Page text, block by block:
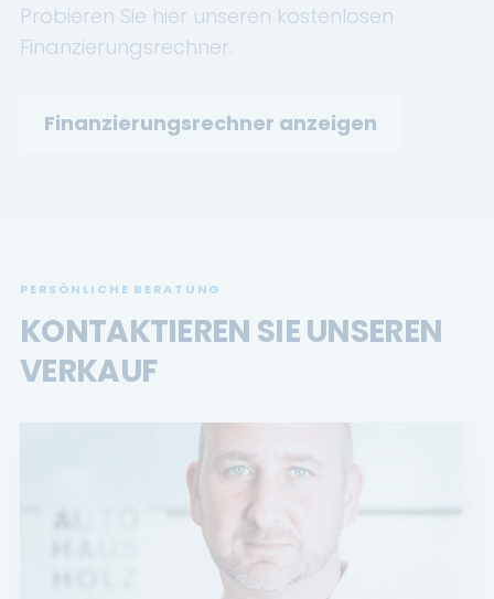
Probieren Sie hier unseren kostenlosen
Finanzierungsrechner.
Finanzierungsrechner anzeigen
PERSÖNLICHE BERATUNG
KONTAKTIEREN SIE UNSEREN
VERKAUF